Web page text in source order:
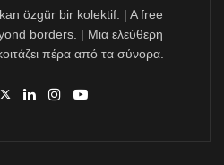
özgür bir kolektif. | A free
borders. | Μια ελεύθερη
πέρα από τα σύνορα.